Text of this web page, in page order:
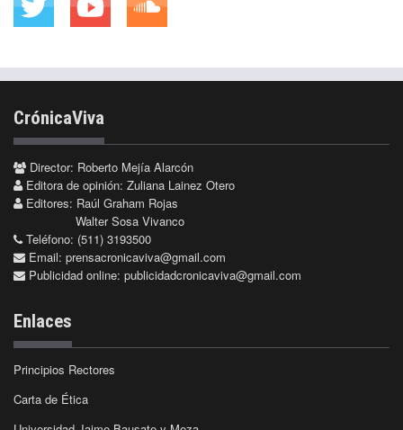
CrónicaViva
Director: Roberto Mejía Alarcón
Editora de opinión: Zuliana Lainez Otero
Editores: Raúl Graham Rojas
Walter Sosa Vivanco
Teléfono: (511) 3193500
Email: prensacronicaviva@gmail.com
Publicidad online: publicidadcronicaviva@gmail.com
Enlaces
Principios Rectores
Carta de Ética